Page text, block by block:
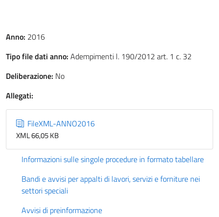
Anno: 2016
Tipo file dati anno: Adempimenti l. 190/2012 art. 1 c. 32
Deliberazione: No
Allegati:
FileXML-ANNO2016
XML 66,05 KB
Informazioni sulle singole procedure in formato tabellare
Bandi e avvisi per appalti di lavori, servizi e forniture nei
settori speciali
Avvisi di preinformazione